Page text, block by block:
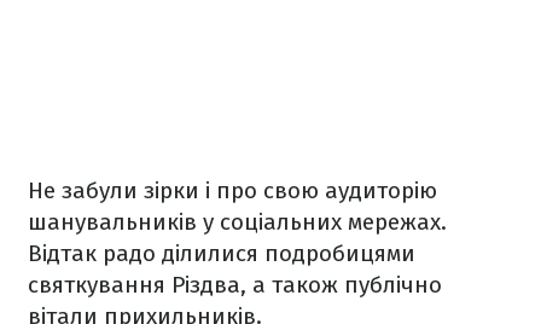
Не забули зірки і про свою аудиторію
шанувальників у соціальних мережах.
Відтак радо ділилися подробицями
святкування Різдва, а також публічно
вітали прихильників.